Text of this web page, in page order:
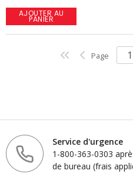
AJOUTER AU
PANIER
Page
Service d'urgence
1-800-363-0303
de bureau (frais